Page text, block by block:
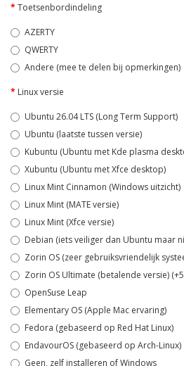
Toetsenbordindeling
AZERTY
QWERTY
Andere (mee te delen bij opmerkingen)
Linux versie
Ubuntu 26.04 LTS (Long Term Support)
Ubuntu (laatste tussen versie)
Kubuntu (Ubuntu met Kde plasma
Xubuntu (Ubuntu met Xfce desktop)
Linux Mint Cinnamon (Windows uitzicht)
Linux Mint (MATE versie)
Linux Mint (Xfce versie)
Debian (iets veiliger dan Ubuntu maar
Zorin OS (zeer gebruiksvriendelijk
Zorin OS Ultimate (betalende versie)
OpenSuse Leap
Elementary OS (Apple Mac ervaring)
Fedora (gebaseerd op Red Hat Linux)
EndavourOS (gebaseerd op Arch-Linux)
Geen, zelf installeren of Windows